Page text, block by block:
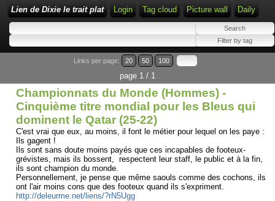
Lien de Dixie le trait plat Login Tag cloud Picture wall Daily
Links per page: 20 50 100
page 1 / 1
Championnats du Monde (Hommes) -
Cinquième titre mondial pour les Bleus qui
dominent le Qatar (25-22)
C'est vrai que eux, au moins, il font le métier pour lequel on les paye :
Ils gagent !
Ils sont sans doute moins payés que ces incapables de footeux-
grévistes, mais ils bossent, respectent leur staff, le public et à la fin,
ils sont champion du monde.
Personnellement, je pense que même saouls comme des cochons, ils
ont l'air moins cons que des footeux quand ils s'expriment.
http://deleurme.net/liens/?rN5Ugg